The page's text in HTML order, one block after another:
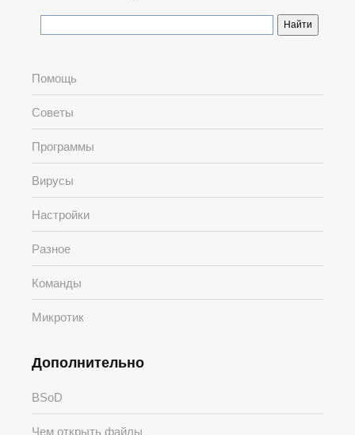
Помощь
Советы
Программы
Вирусы
Настройки
Разное
Команды
Микротик
Дополнительно
BSoD
Чем открыть файлы